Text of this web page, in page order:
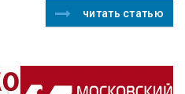
читать статью